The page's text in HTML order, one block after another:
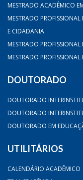
MESTRADO ACADÊMICO
MESTRADO
E CIDADANIA
MESTRADO PROFISSIONAL
MESTRADO
DOUTORADO
DOUTORADO
DOUTORADO
DOUTORADO EM
UTILITÁRIOS
CALENDÁRIO ACADÊMICO